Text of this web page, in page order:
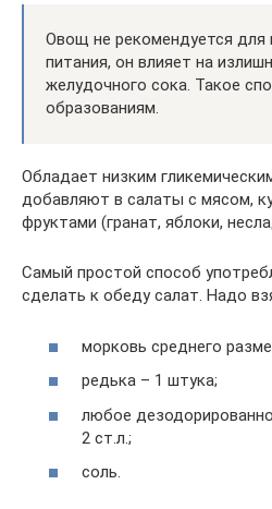
Овощ не рекомендуется для
питания, он влияет на
желудочного сока. Такое
образованиям.
Обладает низким
добавляют в салаты с мясом,
фруктами (гранат, яблоки,
Самый простой способ
сделать к обеду салат. Надо
морковь среднего
редька – 1 штука;
любое
2 ст.л.;
соль.